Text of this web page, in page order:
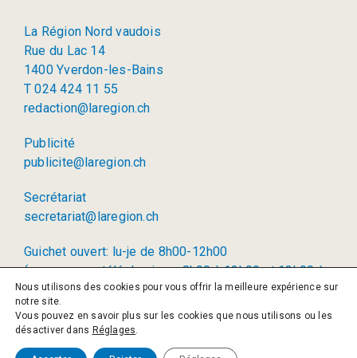
La Région Nord vaudois
Rue du Lac 14
1400 Yverdon-les-Bains
T 024 424 11 55
redaction@laregion.ch
Publicité
publicite@laregion.ch
Secrétariat
secretariat@laregion.ch
Guichet ouvert: lu-je de 8h00-12h00
(permanence téléphonique: 8h00 à 12h00 et 13h00 à
17h00)
© 2026 La Région SA
Nous utilisons des cookies pour vous offrir la meilleure expérience sur
notre site.
Vous pouvez en savoir plus sur les cookies que nous utilisons ou les
désactiver dans Réglages.